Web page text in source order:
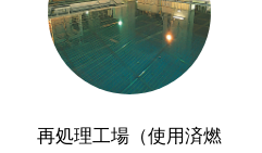
再処理工場（使用済燃